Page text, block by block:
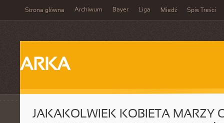
Strona główna Archiwum Bayer Liga Miedź Spis Treści
ARKA
JAKAKOLWIEK KOBIETA MARZY